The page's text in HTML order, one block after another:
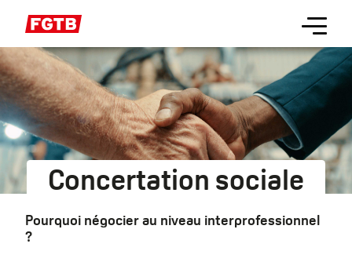
contenu
principal
Menu
Concertation sociale
Pourquoi négocier au niveau interprofessionnel
?